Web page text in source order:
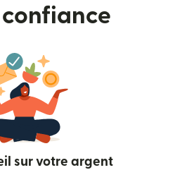
sur votre argent